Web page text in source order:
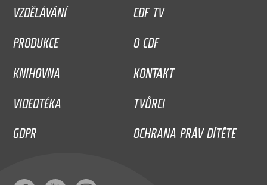
VZDĚLÁVÁNÍ
CDF TV
PRODUKCE
O CDF
KNIHOVNA
KONTAKT
VIDEOTÉKA
TVŮRCI
GDPR
OCHRANA PRÁV DÍTĚTE